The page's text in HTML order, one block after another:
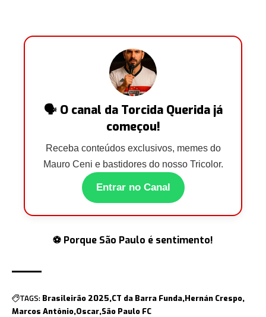
🗣️ O canal da Torcida Querida já
começou!
Receba conteúdos exclusivos, memes do
Mauro Ceni e bastidores do nosso Tricolor.
Entrar no Canal
⚽ Porque São Paulo é sentimento!
TAGS: Brasileirão 2025 CT da Barra Funda Hernán Crespo
Marcos Antônio Oscar São Paulo FC